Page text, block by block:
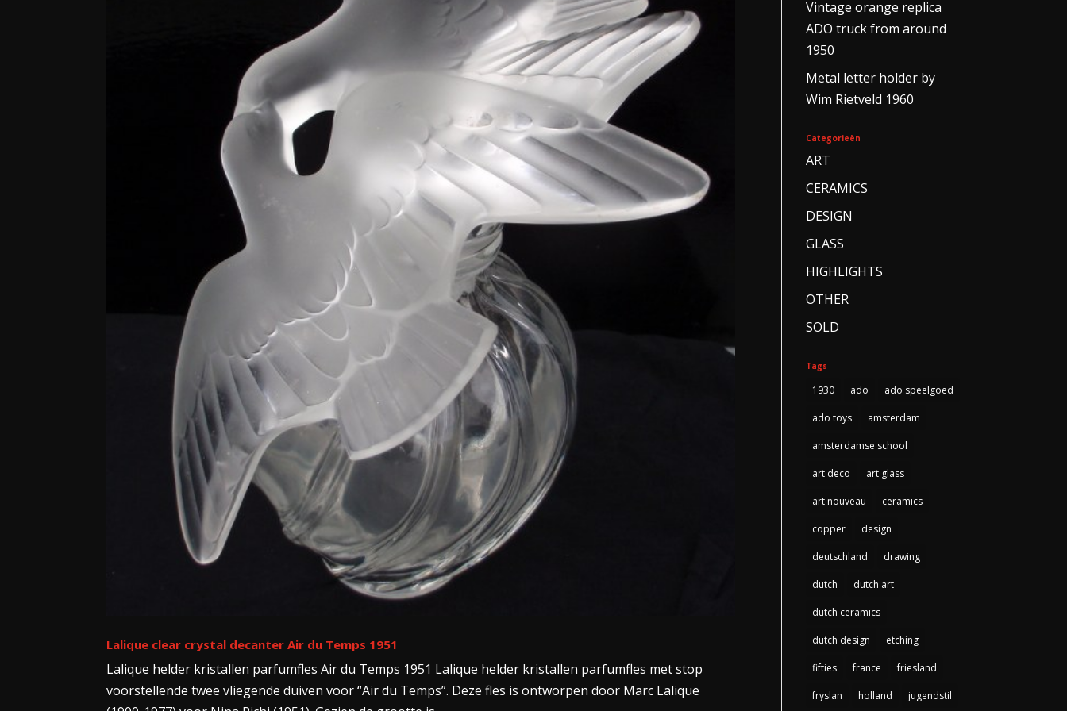
Lalique clear crystal decanter Air du Temps 1951
Lalique helder kristallen parfumfles Air du Temps 1951 Lalique helder kristallen parfumfles met stop
voorstellende twee vliegende duiven voor “Air du Temps”. Deze fles is ontworpen door Marc Lalique
Vintage orange replica
ADO truck from around
1950
Metal letter holder by
Wim Rietveld 1960
Categorieën
ART
CERAMICS
DESIGN
GLASS
HIGHLIGHTS
OTHER
SOLD
Tags
1930 ado ado speelgoed
ado toys amsterdam
amsterdamse school
art deco art glass
art nouveau ceramics
copper design
deutschland drawing
dutch dutch art
dutch ceramics
dutch design etching
fifties france friesland
fryslan holland jugendstil